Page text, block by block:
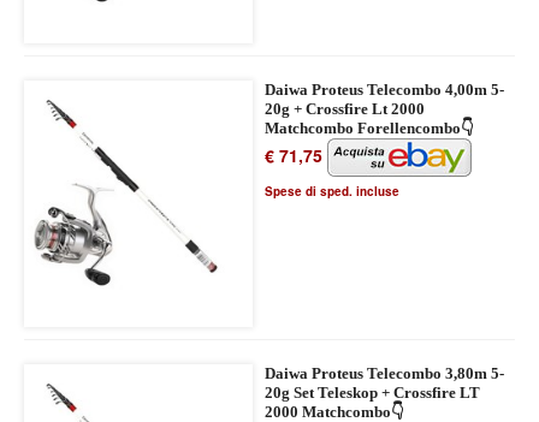
Daiwa Proteus Telecombo 4,00m 5-
20g + Crossfire Lt 2000
Matchcombo Forellencombo👇
€ 71,75
Spese di sped. incluse
Daiwa Proteus Telecombo 3,80m 5-
20g Set Teleskop + Crossfire LT
2000 Matchcombo👇